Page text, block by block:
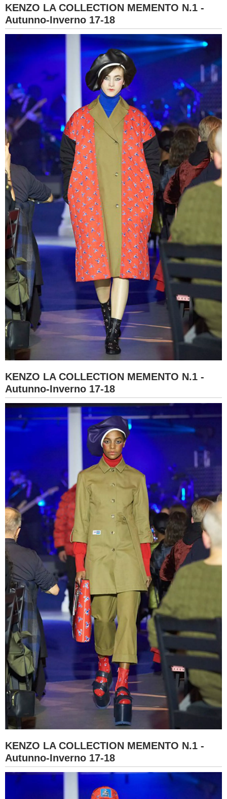
KENZO LA COLLECTION MEMENTO N.1 -
Autunno-Inverno 17-18
KENZO LA COLLECTION MEMENTO N.1 -
Autunno-Inverno 17-18
KENZO LA COLLECTION MEMENTO N.1 -
Autunno-Inverno 17-18